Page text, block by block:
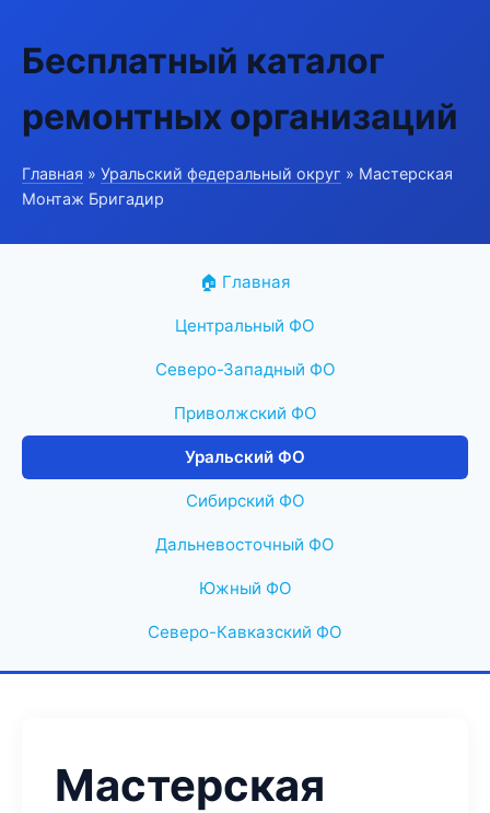
Бесплатный каталог
ремонтных организаций
Главная » Уральский федеральный округ » Мастерская
Монтаж Бригадир
🏠 Главная
Центральный ФО
Северо-Западный ФО
Приволжский ФО
Уральский ФО
Сибирский ФО
Дальневосточный ФО
Южный ФО
Северо-Кавказский ФО
Мастерская